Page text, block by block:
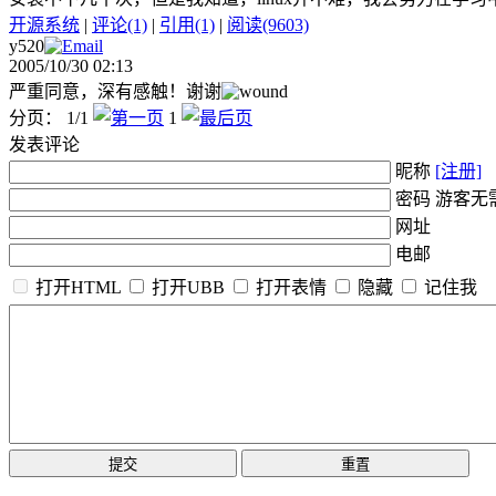
开源系统 | 评论(1) | 引用(1) | 阅读(9603)
y520
2005/10/30 02:13
严重同意，深有感触！谢谢
分页： 1/1
1
发表评论
昵称 [注册]
密码 游客无
网址
电邮
打开HTML
打开UBB 打开表情 隐藏 记住我